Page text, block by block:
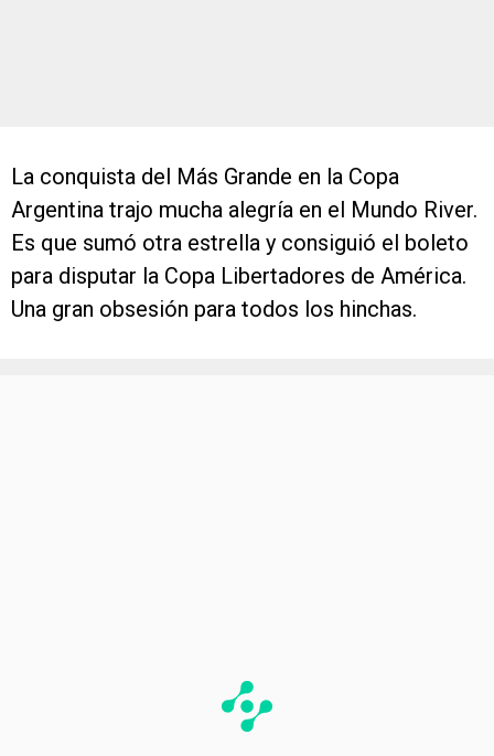
La conquista del Más Grande en la Copa
Argentina trajo mucha alegría en el Mundo River.
Es que sumó otra estrella y consiguió el boleto
para disputar la Copa Libertadores de América.
Una gran obsesión para todos los hinchas.